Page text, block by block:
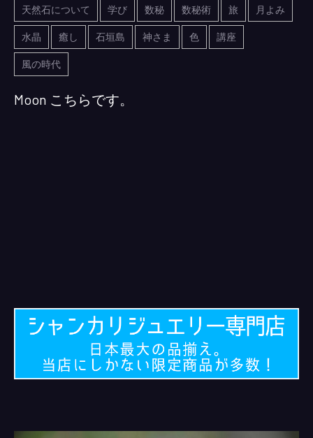
天然石について 学び 数秘 数秘術 旅 月よみ
水晶 癒し 石垣島 神さま 色 講座
風の時代
Moon こちらです。